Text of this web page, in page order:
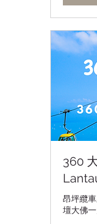
360
昂坪纜
壇大佛